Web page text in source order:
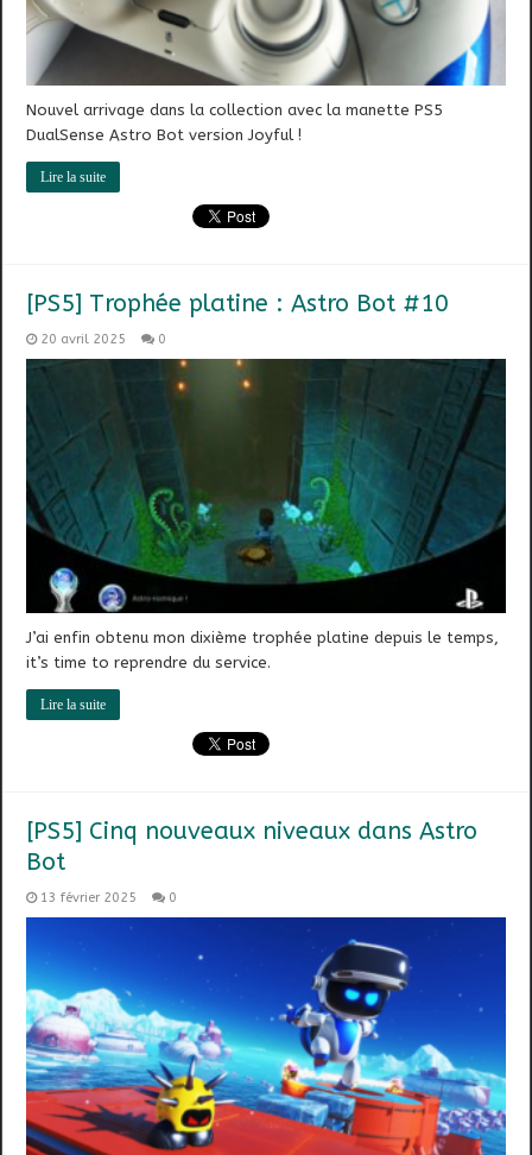
Nouvel arrivage dans la collection avec la manette PS5
DualSense Astro Bot version Joyful !
Lire la suite
[PS5] Trophée platine : Astro Bot #10
20 avril 2025 0
J’ai enfin obtenu mon dixième trophée platine depuis le temps,
it’s time to reprendre du service.
Lire la suite
[PS5] Cinq nouveaux niveaux dans Astro
Bot
13 février 2025 0